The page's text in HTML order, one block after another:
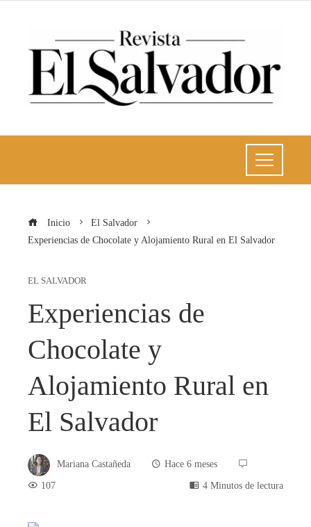
Inicio
El Salvador
Experiencias de Chocolate y Alojamiento Rural en El Salvador
EL SALVADOR
Experiencias de
Chocolate y
Alojamiento Rural en
El Salvador
Mariana Castañeda
Hace 6 meses
107
4 Minutos de lectura